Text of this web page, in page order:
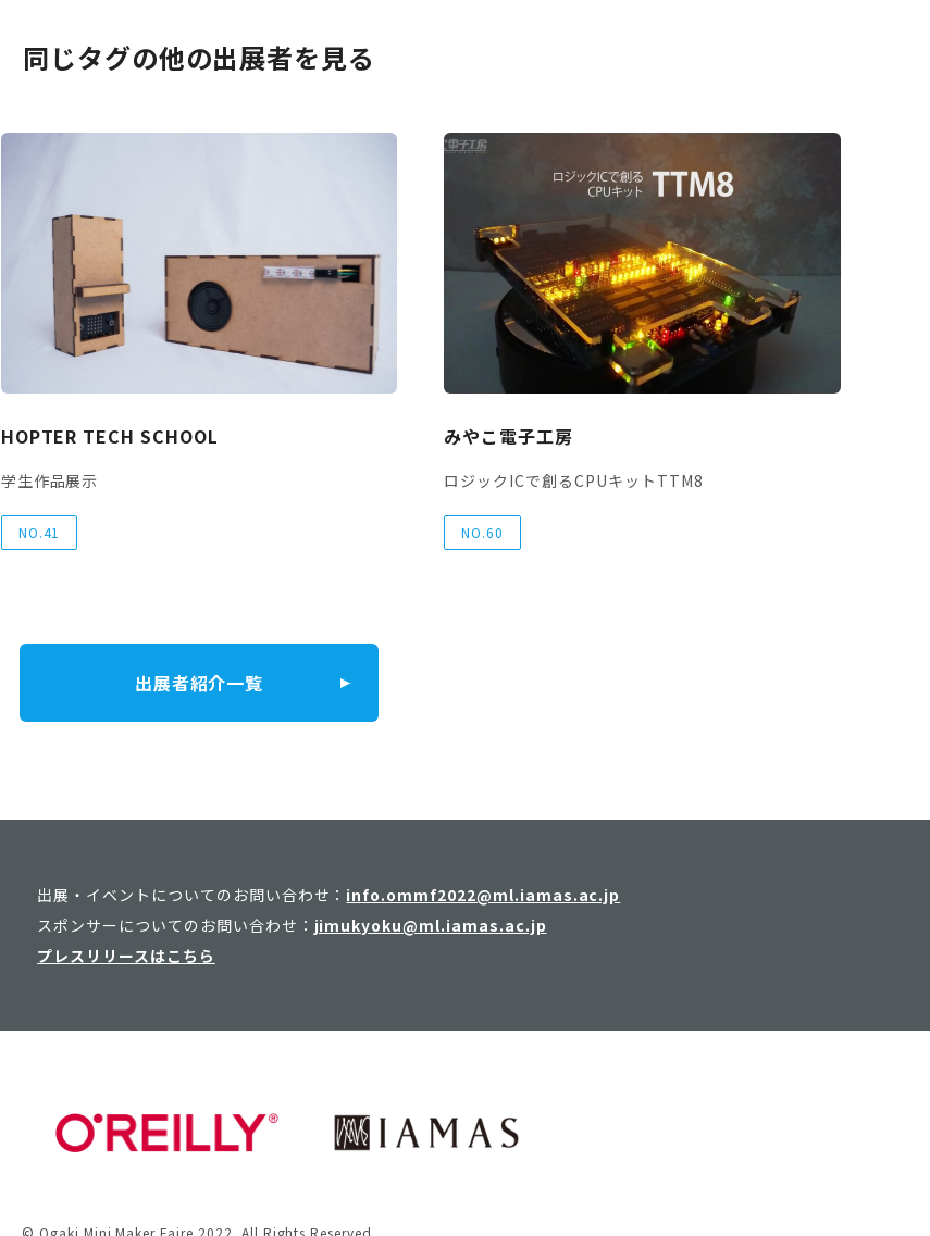
同じタグの他の出展者を見る
HOPTER TECH SCHOOL
学生作品展示
NO.41
みやこ電子工房
ロジックICで創るCPUキットTTM8
NO.60
出展者紹介一覧
出展・イベントについてのお問い合わせ： info.ommf2022@ml.iamas.ac.jp
スポンサーについてのお問い合わせ： jimukyoku@ml.iamas.ac.jp
プレスリリースはこちら